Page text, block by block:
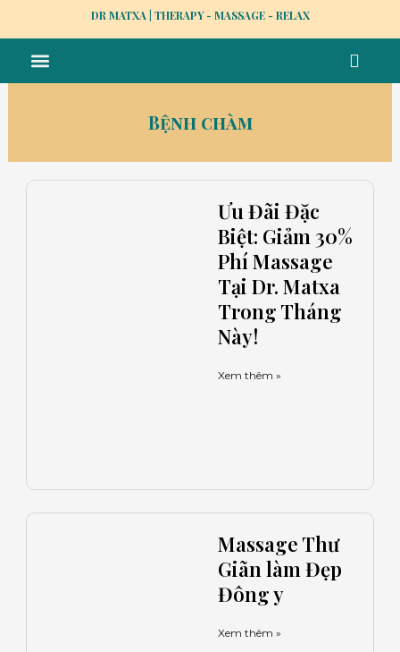
to
content
DR MATXA | THERAPY - MASSAGE - RELAX
Menu
Bệnh chàm
Ưu Đãi Đặc
Biệt: Giảm 30%
Phí Massage
Tại Dr. Matxa
Trong Tháng
Này!
Xem thêm »
Massage Thư
Giãn làm Đẹp
Đông y
Xem thêm »